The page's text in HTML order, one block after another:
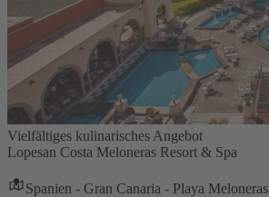
Vielfältiges kulinarisches Angebot
Lopesan Costa Meloneras Resort & Spa
Spanien - Gran Canaria - Playa Meloneras